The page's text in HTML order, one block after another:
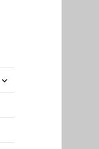
раскрыть